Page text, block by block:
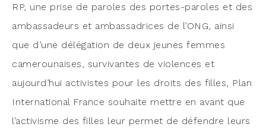
RP, une prise de paroles des portes-paroles et des
ambas­sa­deurs et ambas­sa­drices de l’ONG, ain­si
que d’une délé­ga­tion de deux jeunes femmes
came­rou­naises, sur­vi­vantes de vio­lences et
aujourd’­hui acti­vistes pour les droits des filles, Plan
Inter­na­tio­nal France sou­haite mettre en avant que
l’ac­ti­visme des filles leur per­met de défendre leurs